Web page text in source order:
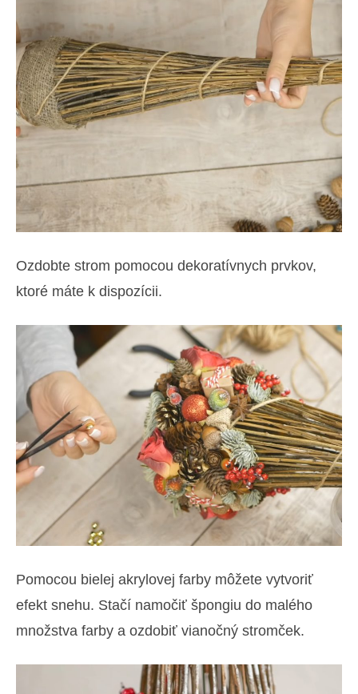
Ozdobte strom pomocou dekoratívnych prvkov,
ktoré máte k dispozícii.
Pomocou bielej akrylovej farby môžete vytvoriť
efekt snehu. Stačí namočiť špongiu do malého
množstva farby a ozdobiť vianočný stromček.